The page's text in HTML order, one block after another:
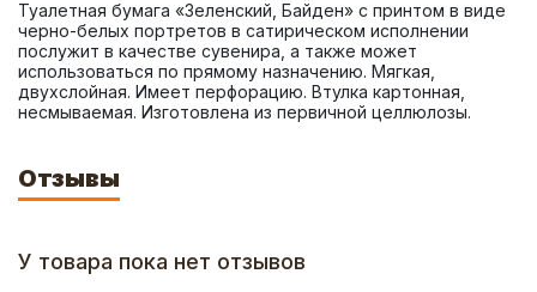
Туалетная бумага «Зеленский, Байден» с принтом в виде
черно-белых портретов в сатирическом исполнении
послужит в качестве сувенира, а также может
использоваться по прямому назначению. Мягкая,
двухслойная. Имеет перфорацию. Втулка картонная,
несмываемая. Изготовлена из первичной целлюлозы.
Отзывы
У товара пока нет отзывов